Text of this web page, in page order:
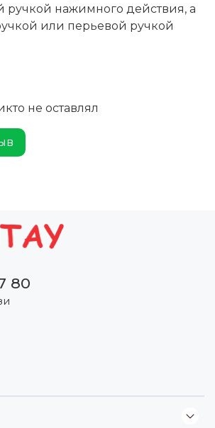
нажимного действия, а
или перьевой ручкой
не оставлял
80